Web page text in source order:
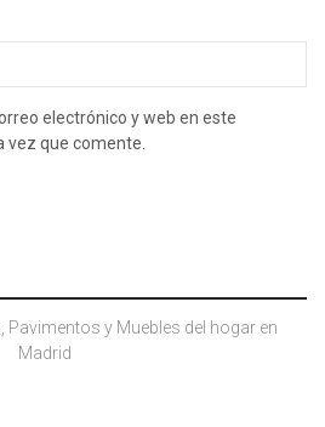
electrónico y web en este
vez que comente.
Pavimentos y Muebles del hogar en
Madrid